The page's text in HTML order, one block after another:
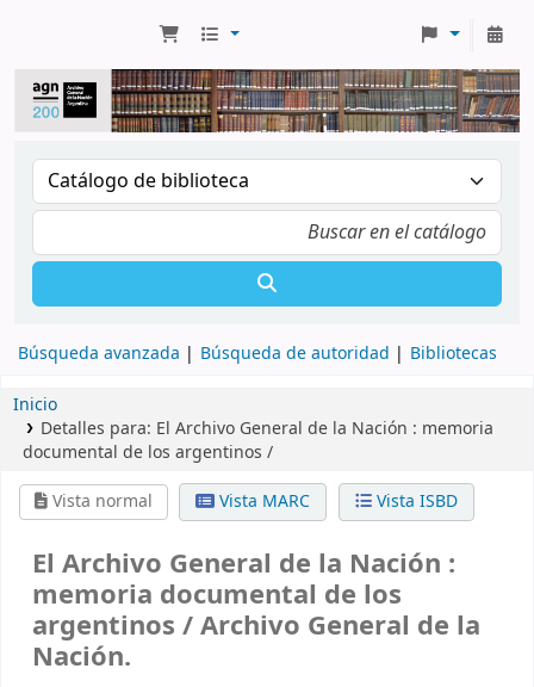
Búsqueda avanzada Búsqueda de autoridad Bibliotecas
Inicio
Detalles para: El Archivo General de la Nación : memoria
documental de los argentinos /
Vista normal
Vista MARC Vista ISBD
El Archivo General de la Nación :
memoria documental de los
argentinos /Archivo General de la
Nación.